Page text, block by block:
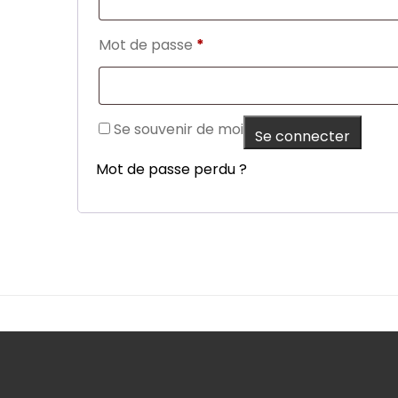
Mot de passe *
Se souvenir de moi
Se connecter
Mot de passe perdu ?